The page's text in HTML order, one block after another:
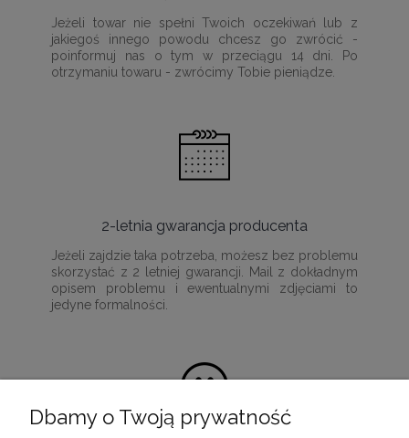
Jeżeli towar nie spełni Twoich oczekiwań lub z
jakiegoś innego powodu chcesz go zwrócić -
poinformuj nas o tym w przeciągu 14 dni. Po
otrzymaniu towaru - zwrócimy Tobie pieniądze.
2-letnia gwarancja producenta
Jeżeli zajdzie taka potrzeba, możesz bez problemu
skorzystać z 2 letniej gwarancji. Mail z dokładnym
opisem problemu i ewentualnymi zdjęciami to
jedyne formalności.
Dbamy o Twoją prywatność